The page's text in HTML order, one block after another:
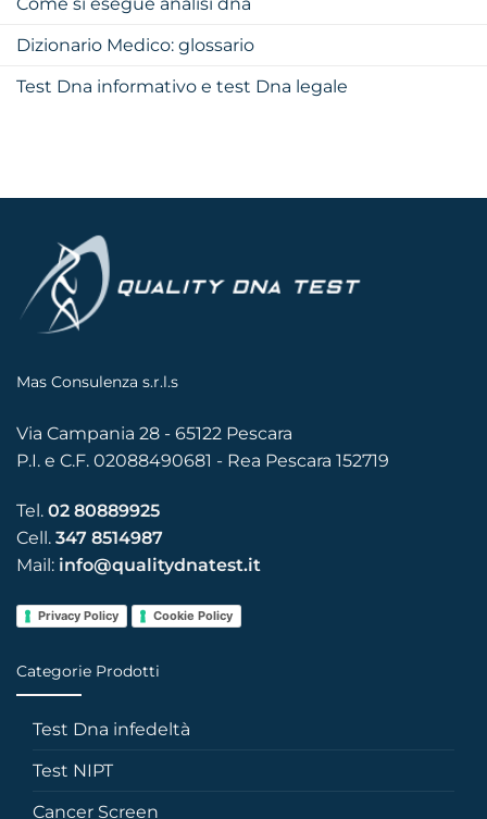
Dizionario Medico: glossario
Test Dna informativo e test Dna legale
Mas Consulenza s.r.l.s
Via Campania 28 - 65122 Pescara
P.I. e C.F. 02088490681 - Rea Pescara 152719
Tel. 02 80889925
Cell. 347 8514987
Mail: info@qualitydnatest.it
Privacy Policy Cookie Policy
Categorie Prodotti
Test Dna infedeltà
Test NIPT
Cancer Screen